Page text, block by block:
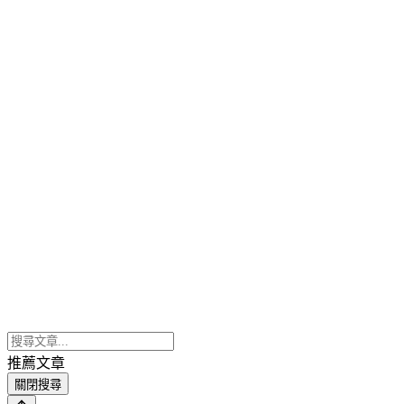
推薦文章
關閉搜尋